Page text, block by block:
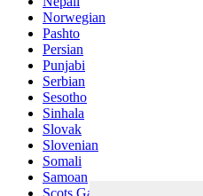
Norwegian
Pashto
Persian
Punjabi
Serbian
Sesotho
Sinhala
Slovak
Slovenian
Somali
Samoan
Scots Gaelic